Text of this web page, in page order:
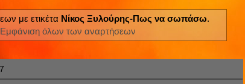
με ετικέτα Νίκος Ξυλούρης-Πως να σωπάσω.
Εμφάνιση όλων των αναρτήσεων